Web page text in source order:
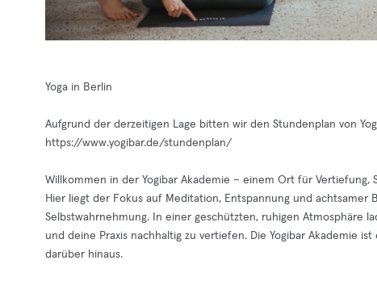
Yoga in Berlin
Aufgrund der derzeitigen Lage bitten wir den Stundenplan von
https://www.yogibar.de/stundenplan/
Willkommen in der Yogibar Akademie – einem Ort für Vertiefung,
Hier liegt der Fokus auf Meditation, Entspannung und achtsamer
Selbstwahrnehmung. In einer geschützten, ruhigen Atmosphäre
und deine Praxis nachhaltig zu vertiefen. Die Yogibar Akademie
darüber hinaus.